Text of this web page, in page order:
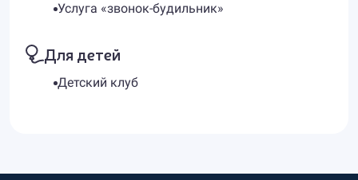
Услуга «звонок-будильник»
Для детей
Детский клуб